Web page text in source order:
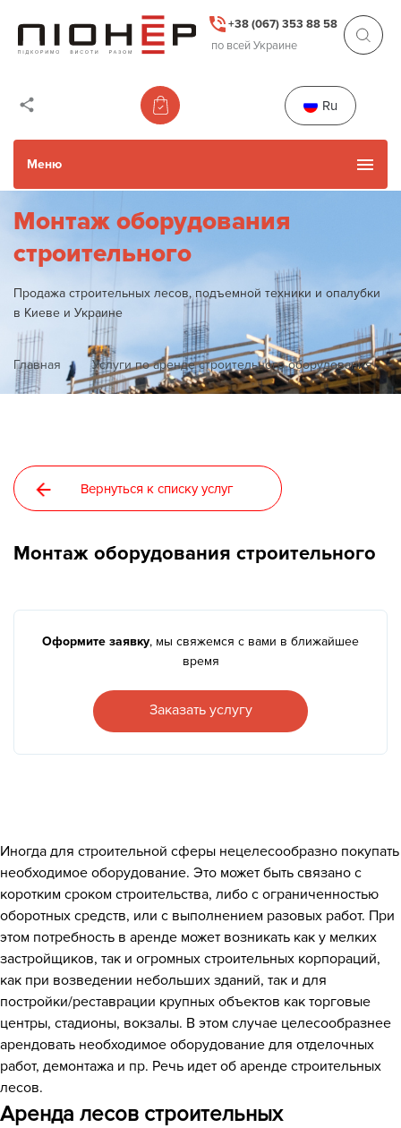
+38 (067) 353 88 58
по всей Украине
Ru
Меню
Каталог товаров
Прокат и услуги
Акции
Галерея
Монтаж оборудования
строительного
Продажа строительных лесов, подъемной техники и опалубки
в Киеве и Украине
Главная Услуги по аренде строительного оборудования
Вернуться к списку услуг
Монтаж оборудования строительного
Оформите заявку, мы свяжемся с вами в ближайшее
время
Заказать услугу
Иногда для строительной сферы нецелесообразно покупать
необходимое оборудование. Это может быть связано с
коротким сроком строительства, либо с ограниченностью
оборотных средств, или с выполнением разовых работ. При
этом потребность в аренде может возникать как у мелких
застройщиков, так и огромных строительных корпораций,
как при возведении небольших зданий, так и для
постройки/реставрации крупных объектов как торговые
центры, стадионы, вокзалы. В этом случае целесообразнее
арендовать необходимое оборудование для отделочных
работ, демонтажа и пр. Речь идет об аренде строительных
лесов.
Аренда лесов строительных